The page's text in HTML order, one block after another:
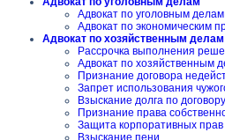
Адвокат по уголовным делам
Адвокат по экономическим
Адвокат по хозяйственным делам
Рассрочка выполнения
Адвокат по хозяйственным
Признание договора
Запрет использования
Взыскание долга по договору
Признание права
Защита корпоративных прав